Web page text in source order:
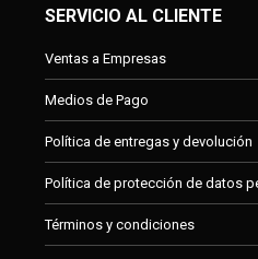
SERVICIO AL CLIENTE
Ventas a Empresas
Medios de Pago
Política de entregas y devolución
Política de protección de datos
Términos y condiciones